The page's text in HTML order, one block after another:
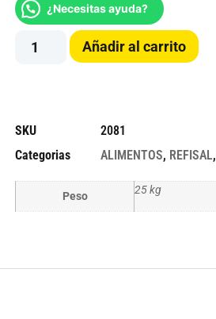
¿Necesitas ayuda?
Añadir al carrito
SKU
2081
Categorias
ALIMENTOS, REFISAL,
Peso 25 kg